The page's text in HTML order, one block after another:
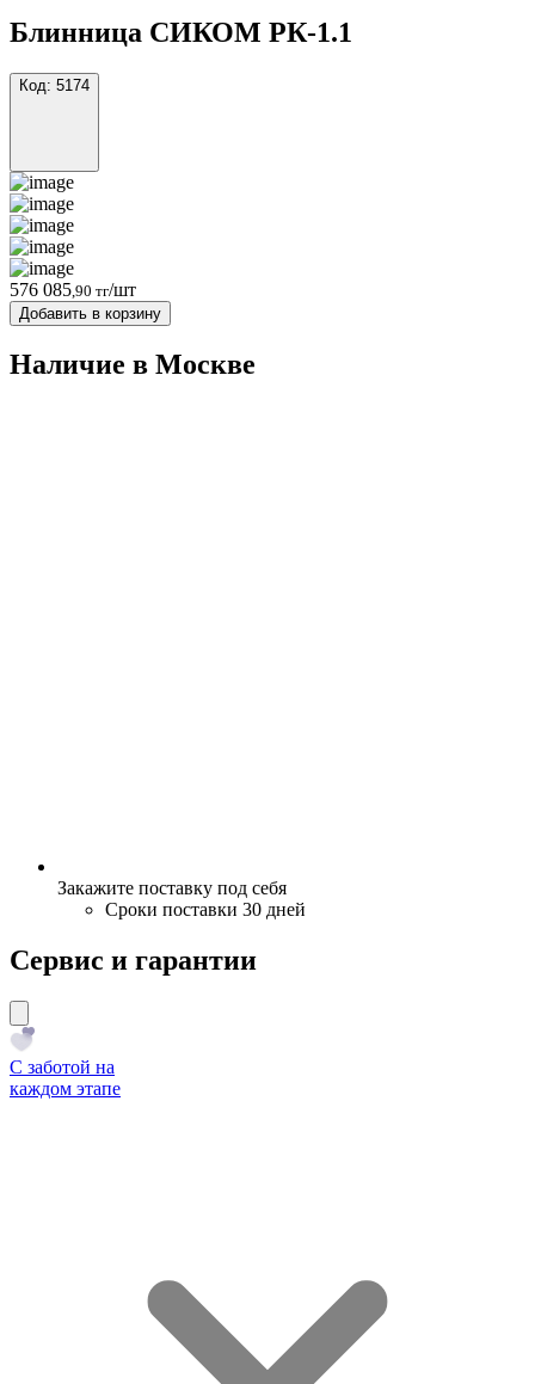
Блинница СИКОМ РК-1.1
Код: 5174
576 085 ,90 тг/шт
Добавить в корзину
Наличие в Москвe
Закажите поставку под себя
Сроки поставки 30 дней
Сервис и гарантии
С заботой на
каждом этапе